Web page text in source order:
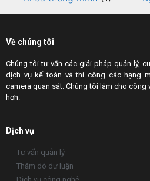
Về chúng tôi
Chúng tôi tư vấn các giải pháp quản lý,
dịch vụ kế toán và thi công các hạng
camera quan sát. Chúng tôi làm cho công
hơn.
Dịch vụ
Tư vấn quản lý
Thăm dò dư luận
Dịch vụ công nghệ